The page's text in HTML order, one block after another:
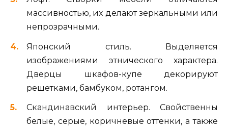
массивностью, их делают зеркальными или
непрозрачными.
Японский стиль. Выделяется
изображениями этнического характера.
Дверцы шкафов-купе декорируют
решетками, бамбуком, ротангом.
Скандинавский интерьер. Свойственны
белые, серые, коричневые оттенки, а также